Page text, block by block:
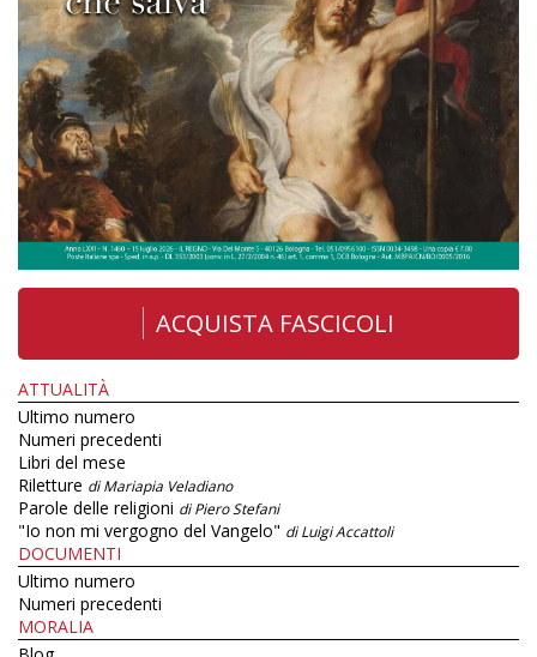
ACQUISTA FASCICOLI
ATTUALITÀ
Ultimo numero
Numeri precedenti
Libri del mese
Riletture di Mariapia Veladiano
Parole delle religioni di Piero Stefani
"Io non mi vergogno del Vangelo" di Luigi Accattoli
DOCUMENTI
Ultimo numero
Numeri precedenti
MORALIA